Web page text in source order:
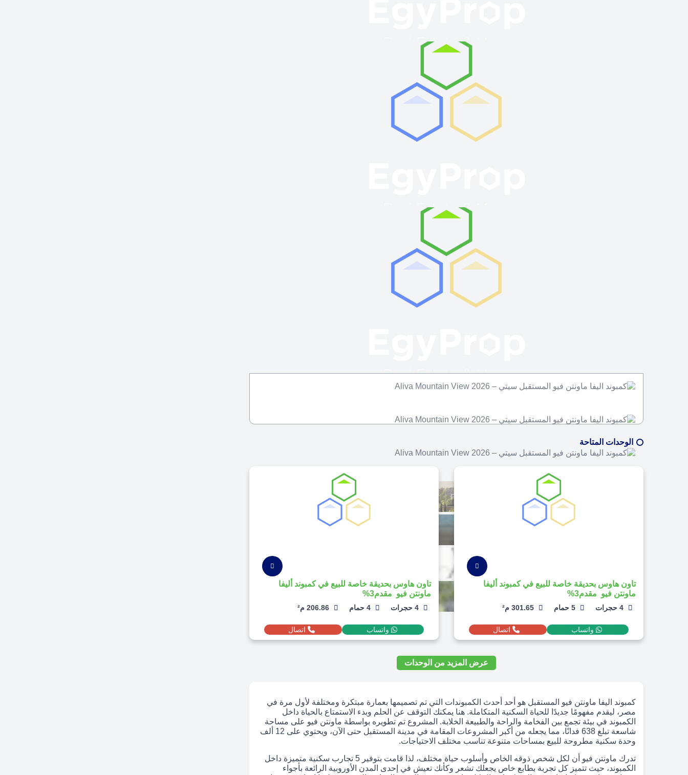
الوحدات المتاحة
تاون هاوس بحديقة خاصة للبيع في كمبوند أليفا
ماونتن فيو مقدم3%
4 حجرات 5 حمام 301.65 م²
واتساب اتصال
تاون هاوس بحديقة خاصة للبيع في كمبوند أليفا
ماونتن فيو مقدم3%
4 حجرات 4 حمام 206.86 م²
واتساب اتصال
عرض المزيد من الوحدات
كمبوند اليفا ماونتن فيو المستقبل هو أحد أحدث الكمبوندات التي تم تصميمها بعمارة مبتكرة ومختلفة لأول مرة في
مصر، ليقدم مفهومًا جديدًا للحياة السكنية المتكاملة. هنا يمكنك التوقف عن الحلم وبدء الاستمتاع بالحياة داخل
الكمبوند في بيئة تجمع بين الفخامة والراحة والطبيعة الخلابة. المشروع تم تطويره بواسطة ماونتن فيو على مساحة
شاسعة تبلغ 638 فدانًا، مما يجعله من أكبر المشروعات المقامة في مدينة المستقبل حتى الآن، ويحتوي على 12 ألف
وحدة سكنية مطروحة للبيع بمساحات متنوعة تناسب مختلف الاحتياجات.
تدرك ماونتن فيو أن لكل شخص ذوقه الخاص وأسلوب حياة مختلف، لذا قامت بتوفير 5 تجارب سكنية متميزة داخل
الكمبوند، حيث تتميز كل تجربة بطابع خاص يجعلك تشعر وكأنك تعيش في إحدى المدن الأوروبية الرائعة بأجواء